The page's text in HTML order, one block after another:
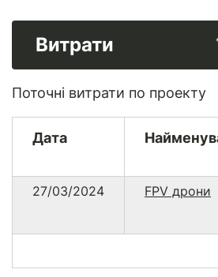
Витрати
Поточні витрати по проекту
Дата
27/03/2024 FPV дрони